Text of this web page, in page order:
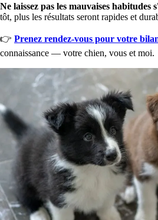
Ne laissez pas les mauvaises habitudes
tôt, plus les résultats seront rapides et
👉 Prenez rendez-vous pour votre
connaissance — votre chien, vous et moi.